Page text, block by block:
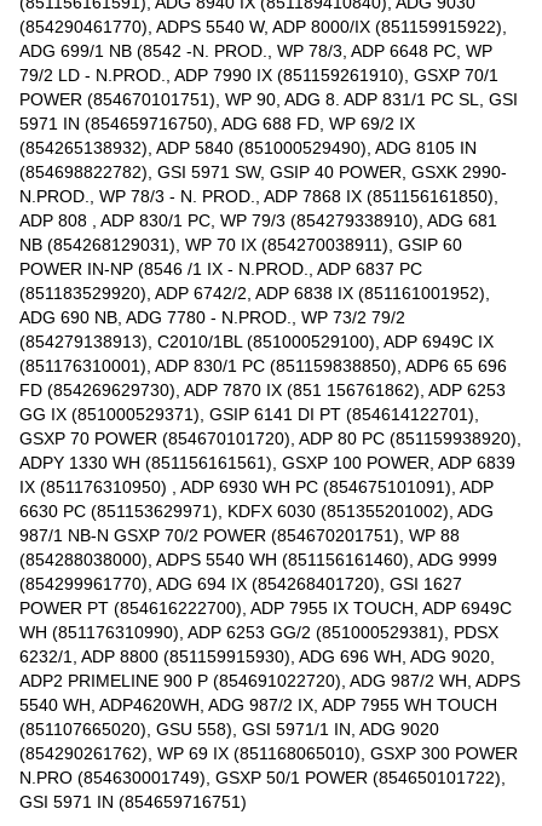
(854290461770), ADPS 5540 W, ADP 8000/IX (851159915922),
ADG 699/1 NB (8542 -N. PROD., WP 78/3, ADP 6648 PC, WP
79/2 LD - N.PROD., ADP 7990 IX (851159261910), GSXP 70/1
POWER (854670101751), WP 90, ADG 8. ADP 831/1 PC SL, GSI
5971 IN (854659716750), ADG 688 FD, WP 69/2 IX
(854265138932), ADP 5840 (851000529490), ADG 8105 IN
(854698822782), GSI 5971 SW, GSIP 40 POWER, GSXK 2990-
N.PROD., WP 78/3 - N. PROD., ADP 7868 IX (851156161850),
ADP 808 , ADP 830/1 PC, WP 79/3 (854279338910), ADG 681
NB (854268129031), WP 70 IX (854270038911), GSIP 60
POWER IN-NP (8546 /1 IX - N.PROD., ADP 6837 PC
(851183529920), ADP 6742/2, ADP 6838 IX (851161001952),
ADG 690 NB, ADG 7780 - N.PROD., WP 73/2 79/2
(854279138913), C2010/1BL (851000529100), ADP 6949C IX
(851176310001), ADP 830/1 PC (851159838850), ADP6 65 696
FD (854269629730), ADP 7870 IX (851 156761862), ADP 6253
GG IX (851000529371), GSIP 6141 DI PT (854614122701),
GSXP 70 POWER (854670101720), ADP 80 PC (851159938920),
ADPY 1330 WH (851156161561), GSXP 100 POWER, ADP 6839
IX (851176310950) , ADP 6930 WH PC (854675101091), ADP
6630 PC (851153629971), KDFX 6030 (851355201002), ADG
987/1 NB-N GSXP 70/2 POWER (854670201751), WP 88
(854288038000), ADPS 5540 WH (851156161460), ADG 9999
(854299961770), ADG 694 IX (854268401720), GSI 1627
POWER PT (854616222700), ADP 7955 IX TOUCH, ADP 6949C
WH (851176310990), ADP 6253 GG/2 (851000529381), PDSX
6232/1, ADP 8800 (851159915930), ADG 696 WH, ADG 9020,
ADP2 PRIMELINE 900 P (854691022720), ADG 987/2 WH, ADPS
5540 WH, ADP4620WH, ADG 987/2 IX, ADP 7955 WH TOUCH
(851107665020), GSU 558), GSI 5971/1 IN, ADG 9020
(854290261762), WP 69 IX (851168065010), GSXP 300 POWER
N.PRO (854630001749), GSXP 50/1 POWER (854650101722),
GSI 5971 IN (854659716751)